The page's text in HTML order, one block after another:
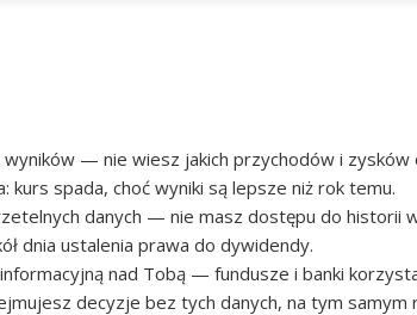
— nie wiesz jakich przychodów i zysków
spada, choć wyniki są lepsze niż rok temu.
danych — nie masz dostępu do historii
dnia ustalenia prawa do dywidendy.
nad Tobą — fundusze i banki
decyzje bez tych danych, na tym samym